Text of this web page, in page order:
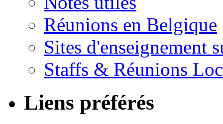
Réunions en Belgique
Sites d'enseignement
Staffs & Réunions
Liens préférés